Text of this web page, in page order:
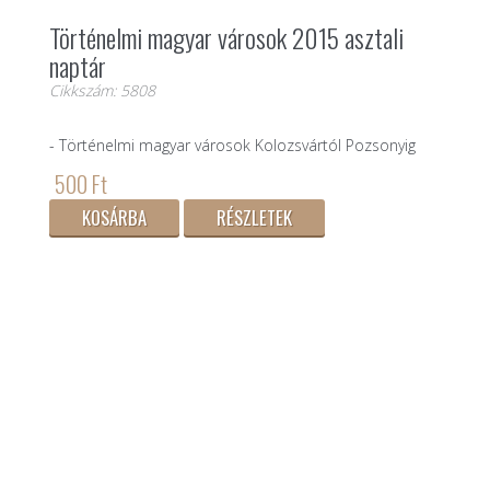
Történelmi magyar városok 2015 asztali
naptár
Cikkszám: 5808
- Történelmi magyar városok Kolozsvártól Pozsonyig
500 Ft
KOSÁRBA RÉSZLETEK